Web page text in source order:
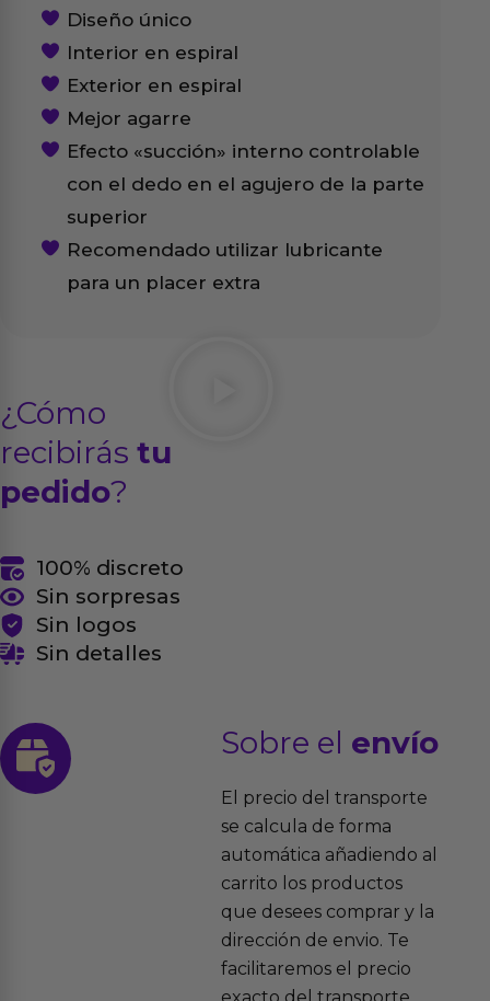
Diseño único
Interior en espiral
Exterior en espiral
Mejor agarre
Efecto «succión» interno controlable
con el dedo en el agujero de la parte
superior
Recomendado utilizar lubricante
para un placer extra
¿Cómo
recibirás tu
pedido?
100% discreto
Sin sorpresas
Sin logos
Sin detalles
Sobre el envío
El precio del transporte
se calcula de forma
automática añadiendo al
carrito los productos
que desees comprar y la
dirección de envio. Te
facilitaremos el precio